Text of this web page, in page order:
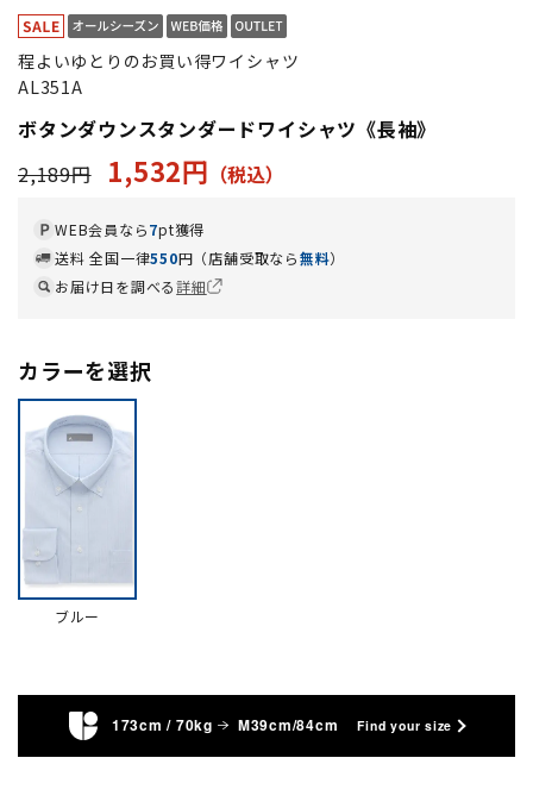
程よいゆとりのお買い得ワイシャツ
AL351A
ボタンダウンスタンダードワイシャツ《長袖》
2,189円
1,532円
WEB会員なら7pt獲得
送料 全国一律550円（店舗受取なら無料）
お届け日を調べる詳細
カラーを選択
ブルー
173cm / 70kg M39cm/84cm Find your size